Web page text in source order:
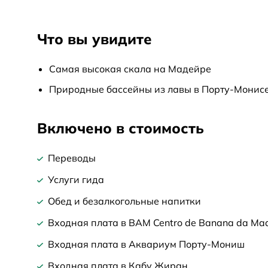
Что вы увидите
Самая высокая скала на Мадейре
Природные бассейны из лавы в Порту-
Включено в стоимость
Переводы
Услуги гида
Обед и безалкогольные напитки
Входная плата в BAM Centro de Banana da
Входная плата в Аквариум Порту-Мониш
Входная плата в Кабу Жиран.